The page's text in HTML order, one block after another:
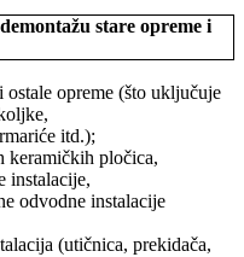
opreme (što uključuje
itd.);
pločica,
odvodne instalacije
(utičnica, prekidača,